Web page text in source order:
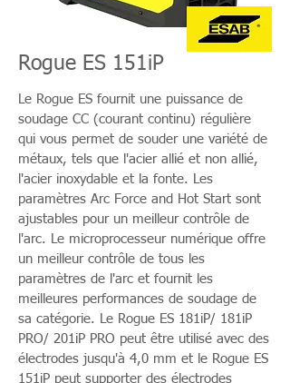
Rogue ES 151iP
Le Rogue ES fournit une puissance de
soudage CC (courant continu) régulière
qui vous permet de souder une variété de
métaux, tels que l'acier allié et non allié,
l'acier inoxydable et la fonte. Les
paramètres Arc Force and Hot Start sont
ajustables pour un meilleur contrôle de
l'arc. Le microprocesseur numérique offre
un meilleur contrôle de tous les
paramètres de l'arc et fournit les
meilleures performances de soudage de
sa catégorie. Le Rogue ES 181iP/ 181iP
PRO/ 201iP PRO peut être utilisé avec des
électrodes jusqu'à 4,0 mm et le Rogue ES
151iP peut supporter des électrodes